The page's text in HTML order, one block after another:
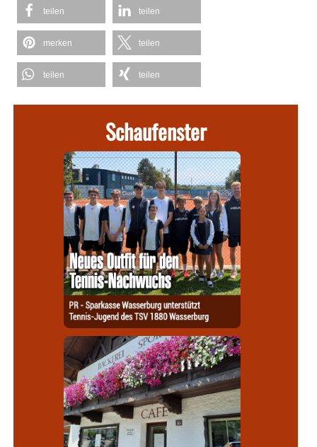
teilen teilen
merken teilen
teilen teilen
Schaufenster